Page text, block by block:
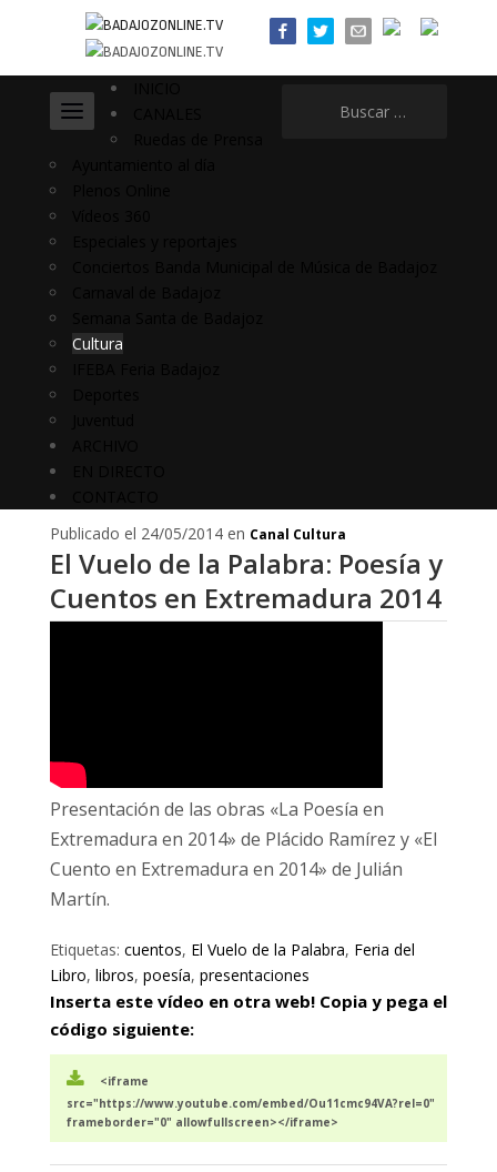
Cultura
Publicado el 24/05/2014 en Canal Cultura
El Vuelo de la Palabra: Poesía y
Cuentos en Extremadura 2014
Presentación de las obras «La Poesía en
Extremadura en 2014» de Plácido Ramírez y «El
Cuento en Extremadura en 2014» de Julián
Martín.
Etiquetas: cuentos, El Vuelo de la Palabra, Feria del
Libro, libros, poesía, presentaciones
Inserta este vídeo en otra web! Copia y pega el
código siguiente:
<iframe
src="https://www.youtube.com/embed/Ou11cmc94VA?rel=0"
frameborder="0" allowfullscreen></iframe>